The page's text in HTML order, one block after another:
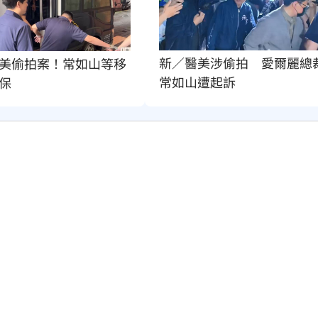
偷拍案！常如山等移
新／醫美涉偷拍　愛爾麗總
常如山遭起訴